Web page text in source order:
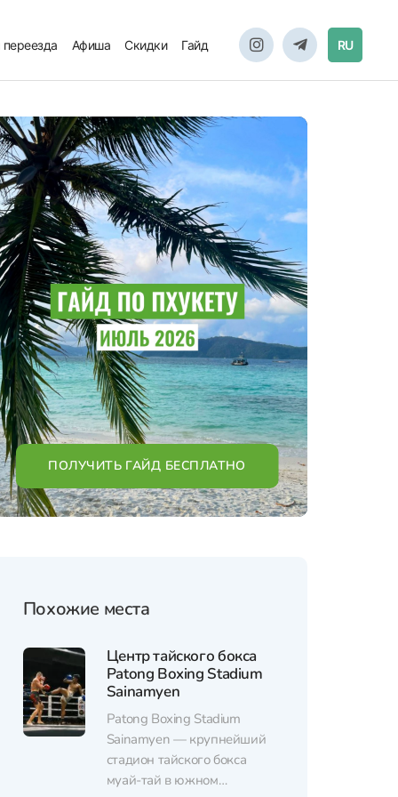
Афиша Скидки Гайд RU
ПОЛУЧИТЬ ГАЙД БЕСПЛАТНО
Похожие места
Центр тайского бокса
Patong Boxing Stadium
Sainamyen
Patong Boxing Stadium
Sainamyen — крупнейший
стадион тайского бокса
муай-тай в южном